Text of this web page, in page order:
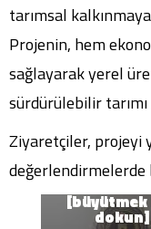
tarımsal
Projenin, hem
sağlayarak yerel
sürdürülebilir
Ziyaretçiler, projeyi
değerlendirmelerde